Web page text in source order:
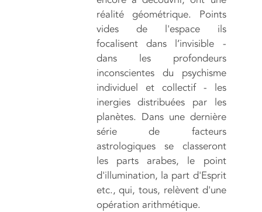
réalité géométrique. Points
vides de l'espace ils
focalisent dans l’invisible -
dans les profondeurs
inconscientes du psychisme
individuel et collectif - les
inergies distribuées par les
planètes. Dans une dernière
série de facteurs
astrologiques se classeront
les parts arabes, le point
d'illumination, la part d'Esprit
etc., qui, tous, relèvent d'une
opération arithmétique.